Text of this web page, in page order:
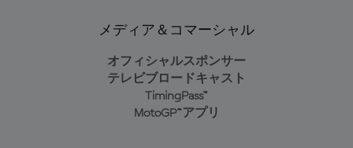
メディア＆コマーシャル
オフィシャルスポンサー
テレビブロードキャスト
TimingPass™
MotoGP™アプリ